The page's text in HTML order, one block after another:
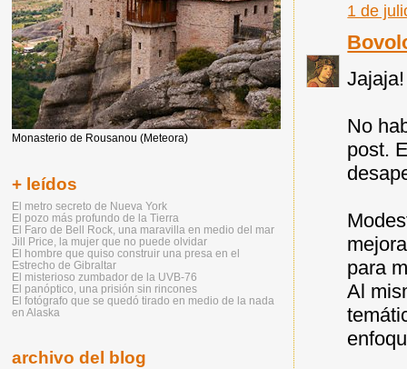
1 de
Jajaja!
No
post.
para
Al
Monasterio de Rousanou (Meteora)
+ leídos
El metro secreto de Nueva York
El pozo más profundo de la Tierra
El Faro de Bell Rock, una maravilla en medio del mar
Jill Price, la mujer que no puede olvidar
El hombre que quiso construir una presa en el
Estrecho de Gibraltar
El misterioso zumbador de la UVB-76
El panóptico, una prisión sin rincones
El fotógrafo que se quedó tirado en medio de la nada
en Alaska
archivo del blog